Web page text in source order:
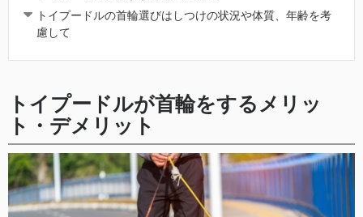
トイプードルの首輪選びはしつけの状況や体質、年齢を考
慮して
トイプードルが首輪をするメリッ
ト・デメリット